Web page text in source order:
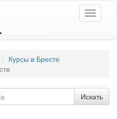
Toggle
Курсы в Бресте
Искать